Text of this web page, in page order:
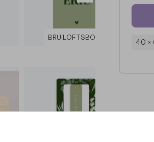
BRUILOFTSBORD
40 ×